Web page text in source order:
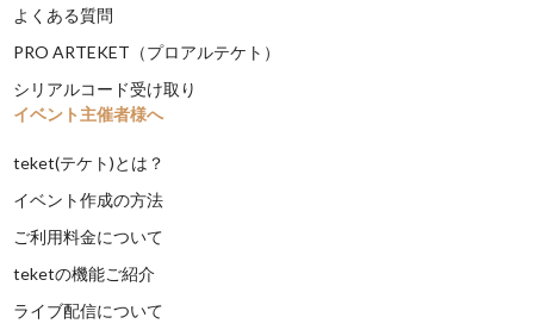
よくある質問
PRO ARTEKET（プロアルテケト）
シリアルコード受け取り
イベント主催者様へ
teket(テケト)とは？
イベント作成の方法
ご利用料金について
teketの機能ご紹介
ライブ配信について